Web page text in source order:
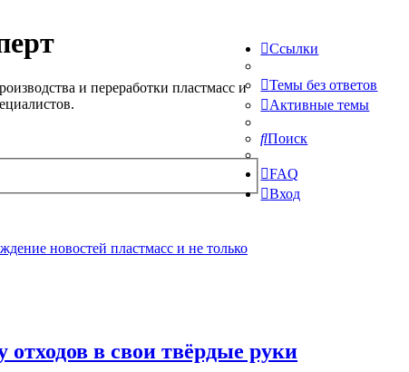
и переработки пластмасс и
Ссылки
Темы без ответов
Активные темы
Поиск
FAQ
Вход
новостей пластмасс и не только
отходов в свои твёрдые руки